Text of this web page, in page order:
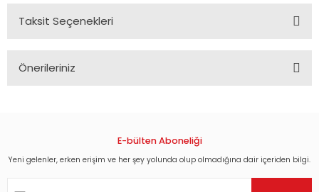
Taksit Seçenekleri
Önerileriniz
Görüş ve önerileriniz için teşekkür ederiz.
E-bülten Aboneliği
Yeni gelenler, erken erişim ve her şey yolunda olup olmadığına dair içeriden bilgi.